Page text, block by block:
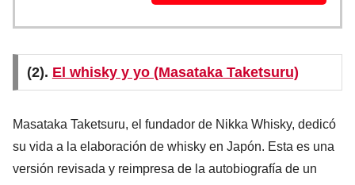
(2). El whisky y yo (Masataka Taketsuru)
Masataka Taketsuru, el fundador de Nikka Whisky, dedicó
su vida a la elaboración de whisky en Japón. Esta es una
versión revisada y reimpresa de la autobiografía de un